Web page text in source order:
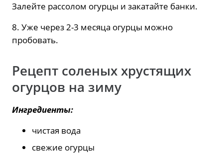
Залейте рассолом огурцы и закатайте банки.
8. Уже через 2-3 месяца огурцы можно
пробовать.
Рецепт соленых хрустящих
огурцов на зиму
Ингредиенты:
чистая вода
свежие огурцы